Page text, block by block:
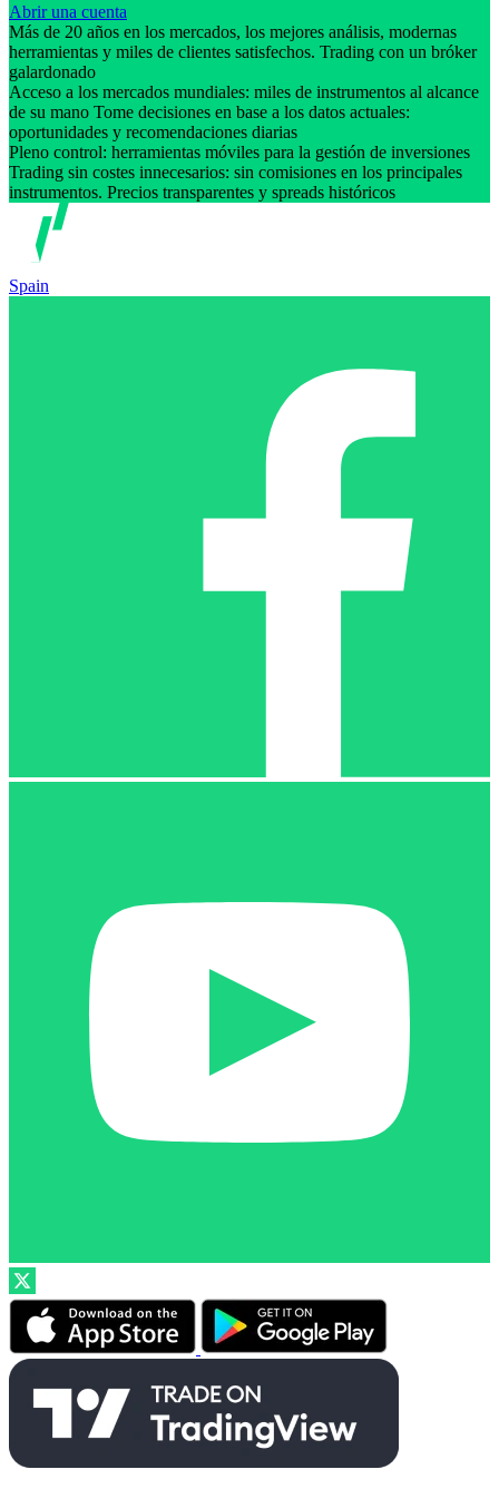
Abrir una cuenta
Más de 20 años en los mercados, los mejores análisis, modernas
herramientas y miles de clientes satisfechos. Trading con un bróker
galardonado
Acceso a los mercados mundiales: miles de instrumentos al alcance
de su mano Tome decisiones en base a los datos actuales:
oportunidades y recomendaciones diarias
Pleno control: herramientas móviles para la gestión de inversiones
Trading sin costes innecesarios: sin comisiones en los principales
instrumentos. Precios transparentes y spreads históricos
Spain